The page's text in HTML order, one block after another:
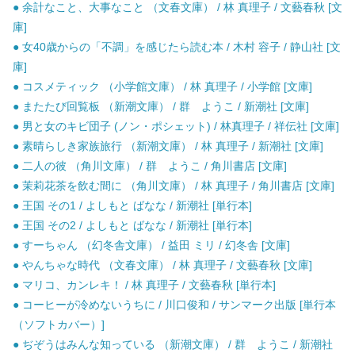
● 余計なこと、大事なこと （文春文庫） / 林 真理子 / 文藝春秋 [文
庫]
● 女40歳からの「不調」を感じたら読む本 / 木村 容子 / 静山社 [文
庫]
● コスメティック （小学館文庫） / 林 真理子 / 小学館 [文庫]
● またたび回覧板 （新潮文庫） / 群 ようこ / 新潮社 [文庫]
● 男と女のキビ団子 (ノン・ポシェット) / 林真理子 / 祥伝社 [文庫]
● 素晴らしき家族旅行 （新潮文庫） / 林 真理子 / 新潮社 [文庫]
● 二人の彼 （角川文庫） / 群 ようこ / 角川書店 [文庫]
● 茉莉花茶を飲む間に （角川文庫） / 林 真理子 / 角川書店 [文庫]
● 王国 その1 / よしもと ばなな / 新潮社 [単行本]
● 王国 その2 / よしもと ばなな / 新潮社 [単行本]
● すーちゃん （幻冬舎文庫） / 益田 ミリ / 幻冬舎 [文庫]
● やんちゃな時代 （文春文庫） / 林 真理子 / 文藝春秋 [文庫]
● マリコ、カンレキ！ / 林 真理子 / 文藝春秋 [単行本]
● コーヒーが冷めないうちに / 川口俊和 / サンマーク出版 [単行本
（ソフトカバー）]
● ぢぞうはみんな知っている （新潮文庫） / 群 ようこ / 新潮社